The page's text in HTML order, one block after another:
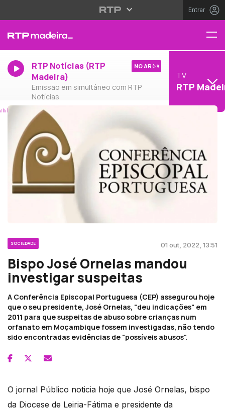
Entrar
RTP Notícias (RTP
Madeira)
Emissão em simultâneo com RTP
Notícias
NO AR
TV
RTP
SOCIEDADE 01 out, 2022, 13:51
Bispo José Ornelas mandou
investigar suspeitas
A Conferência Episcopal Portuguesa (CEP) assegurou hoje
que o seu presidente, José Ornelas, "deu indicações" em
2011 para que suspeitas de abuso sobre crianças num
orfanato em Moçambique fossem investigadas, não tendo
sido encontradas evidências de "possíveis abusos".
O jornal Público noticia hoje que José Ornelas, bispo
da Diocese de Leiria-Fátima e presidente da